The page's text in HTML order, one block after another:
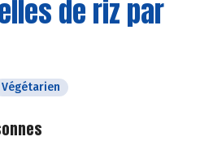
de riz par
Végétarien